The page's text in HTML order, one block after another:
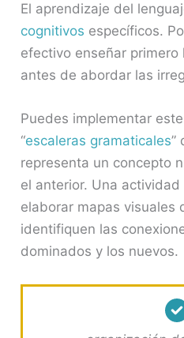
El aprendizaje del
cognitivos específicos.
efectivo enseñar primero
antes de abordar las
Puedes implementar
“escaleras gramaticales”
representa un concepto
el anterior. Una
elaborar mapas visuales
identifiquen las
dominados y los nuevos.